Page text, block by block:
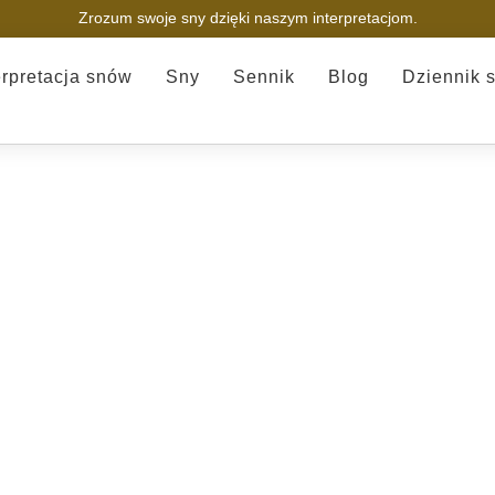
Zrozum swoje sny dzięki naszym interpretacjom.
snów Sny Sennik Blog Dziennik